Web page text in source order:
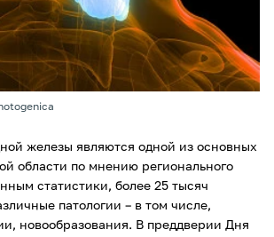
железы являются одной из основных
области по мнению регионального
статистики, более 25 тысяч
патологии – в том числе,
новообразования. В преддверии Дня